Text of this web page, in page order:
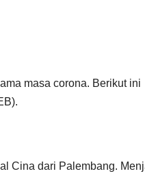
masa corona. Berikut ini
Cina dari Palembang.